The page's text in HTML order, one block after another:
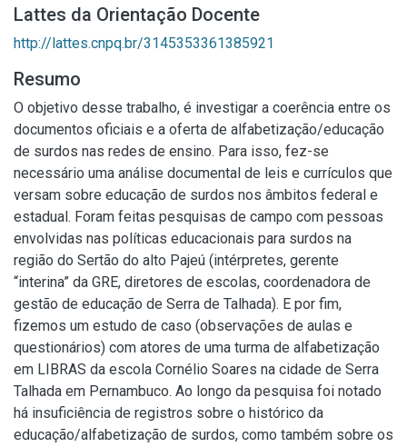
Lattes da Orientação Docente
http://lattes.cnpq.br/3145353361385921
Resumo
O objetivo desse trabalho, é investigar a coerência entre os
documentos oficiais e a oferta de alfabetização/educação
de surdos nas redes de ensino. Para isso, fez-se
necessário uma análise documental de leis e currículos que
versam sobre educação de surdos nos âmbitos federal e
estadual. Foram feitas pesquisas de campo com pessoas
envolvidas nas políticas educacionais para surdos na
região do Sertão do alto Pajeú (intérpretes, gerente
“interina” da GRE, diretores de escolas, coordenadora de
gestão de educação de Serra de Talhada). E por fim,
fizemos um estudo de caso (observações de aulas e
questionários) com atores de uma turma de alfabetização
em LIBRAS da escola Cornélio Soares na cidade de Serra
Talhada em Pernambuco. Ao longo da pesquisa foi notado
há insuficiência de registros sobre o histórico da
educação/alfabetização de surdos, como também sobre os